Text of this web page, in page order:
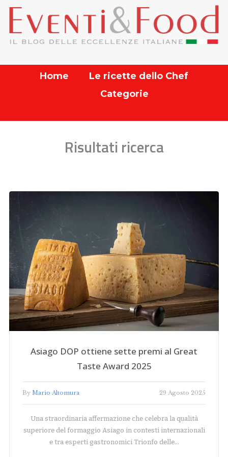
Home
Le ricette dello Chef
Categorie
Risultati ricerca
Asiago DOP ottiene sette premi al Great
Taste Award 2025
By Mario Altomura 29 Agosto 2025
Una straordinaria affermazione che celebra la qualità
superiore del formaggio Asiago in contesti internazionali
e tra esperti gastronomici Trionfo delle…